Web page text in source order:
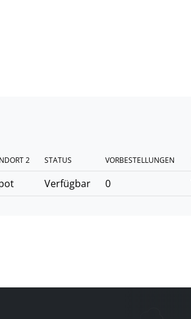
2 STATUS VORBESTELLUNGEN
Verfügbar 0